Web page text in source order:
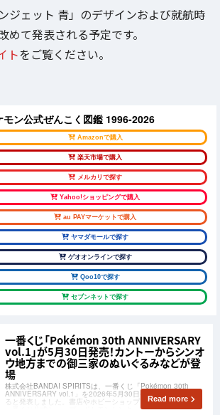
ジェット 青」のデザインおよび就航時
めて発表される予定です。
トをご覧ください。
モン公式ぜんこく図鑑 1996-2026
Amazonで購入
楽天市場で購入
メルカリで探す
Yahoo!ショッピングで購入
au PAYマーケットで購入
ヤマダモールで探す
ゲオオンラインで探す
Qoo10で探す
セブンネットで探す
一番くじ「Pokémon 30th ANNIVERSARY
vol.1」が5月30日発売！カントーからシンオ
ウ地方までの御三家のぬいぐるみなどが登
場
株式会社BANDAI SPIRITSは、一番くじ「Pokémon 30th
ANNIVERSARY vol.1」を2026年5月30日(土)から順次発売す
ると発表しました。書店やホビーショップ、ドラッグストア、
一番くじ公式ショップ、ポケモンセンターなどで販売されま
Read more